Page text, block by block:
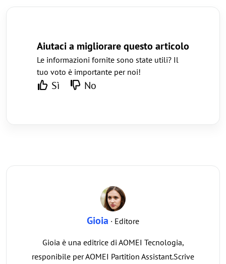
Aiutaci a migliorare questo articolo
Le informazioni fornite sono state utili? Il
tuo voto è importante per noi!
Sì No
Gioia · Editore
Gioia è una editrice di AOMEI Tecnologia,
responibile per AOMEI Partition Assistant.Scrive